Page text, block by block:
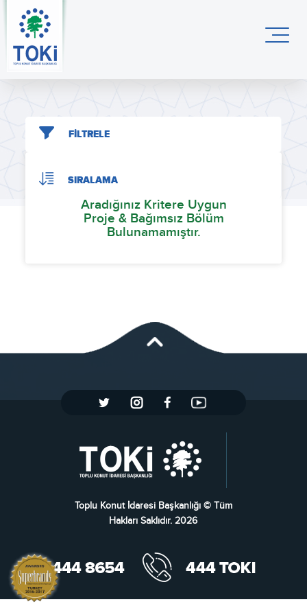
FİLTRELE
SIRALAMA
Aradığınız Kritere Uygun
Proje & Bağımsız Bölüm
Bulunamamıştır.
Toplu Konut İdaresi Başkanlığı © Tüm
Hakları Saklıdır. 2026